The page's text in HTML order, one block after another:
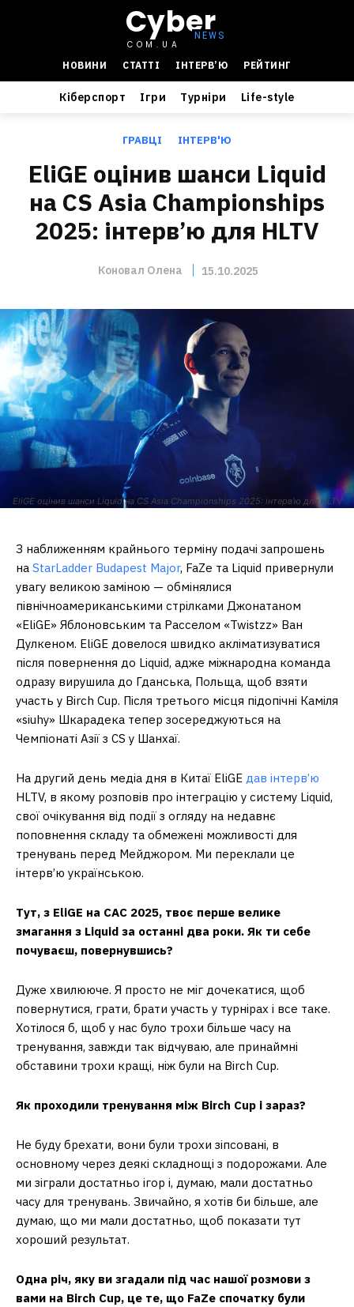
Cyber
COM.UA
НОВИНИ
СТАТТІ ІНТЕРВ’Ю РЕЙТИНГ
Кіберспорт Ігри Турніри Life-style
ГРАВЦІ ІНТЕРВ'Ю
EliGE оцінив шанси Liquid
на CS Asia Championships
2025: інтерв’ю для HLTV
Коновал Олена 15.10.2025
EliGE оцінив шанси Liquid на CS Asia Championships 2025: інтерв’ю для HLTV
З наближенням крайнього терміну подачі запрошень
на StarLadder Budapest Major, FaZe та Liquid привернули
увагу великою заміною — обмінялися
північноамериканськими стрілками Джонатаном
«⁠EliGE⁠» Яблоновським та Расселом «⁠Twistzz⁠» Ван
Дулкеном. EliGE довелося швидко акліматизуватися
після повернення до Liquid, адже міжнародна команда
одразу вирушила до Гданська, Польща, щоб взяти
участь у Birch Cup. Після третього місця підопічні Каміля
«⁠siuhy⁠» Шкарадека тепер зосереджуються на
Чемпіонаті Азії з CS у Шанхаї.
На другий день медіа дня в Китаї EliGE дав інтерв’ю
HLTV, в якому розповів про інтеграцію у систему Liquid,
свої очікування від події з огляду на недавнє
поповнення складу та обмежені можливості для
тренувань перед Мейджором. Ми переклали це
інтерв’ю українською.
Тут, з EliGE на CAC 2025, твоє перше велике
змагання з Liquid за останні два роки. Як ти себе
почуваєш, повернувшись?
Дуже хвилююче. Я просто не міг дочекатися, щоб
повернутися, грати, брати участь у турнірах і все таке.
Хотілося б, щоб у нас було трохи більше часу на
тренування, завжди так відчуваю, але принаймні
обставини трохи кращі, ніж були на Birch Cup.
Як проходили тренування між Birch Cup і зараз?
Не буду брехати, вони були трохи зіпсовані, в
основному через деякі складнощі з подорожами. Але
ми зіграли достатньо ігор і, думаю, мали достатньо
часу для тренувань. Звичайно, я хотів би більше, але
думаю, що ми мали достатньо, щоб показати тут
хороший результат.
Одна річ, яку ви згадали під час нашої розмови з
вами на Birch Cup, це те, що FaZe спочатку були